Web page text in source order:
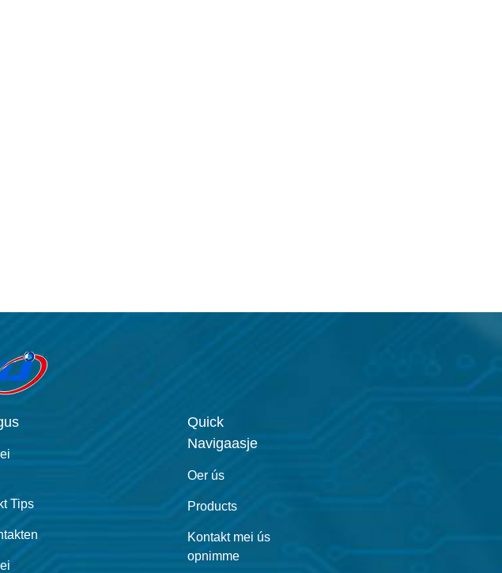
Tips
Quick
Navigaasje
Oer ús
Products
Kontakt mei ús
opnimme